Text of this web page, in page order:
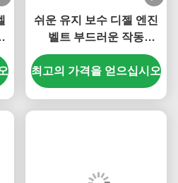
쉬운 유지 보수 디젤 엔진
벨트 부드러운 작동
Weichai WD615용 디젤
엔진 액세서리
최고의 가격을 얻으십시오